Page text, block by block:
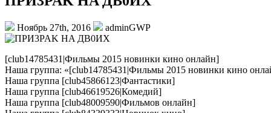
Ноябрь 27th, 2016 adminGWP
[club14785431|Фильмы 2015 новинки кино онлайн]
Наша группа: «[club14785431|Фильмы 2015 новинки кино
Наша группа [club45866123|Фантастики]
Наша группа [club46619526|Комедий]
Наша группа [club48009590|Фильмов онлайн]